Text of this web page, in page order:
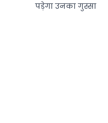
पड़ेगा उनका गुस्सा